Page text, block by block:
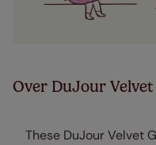
Over DuJour
These DuJour Velvet